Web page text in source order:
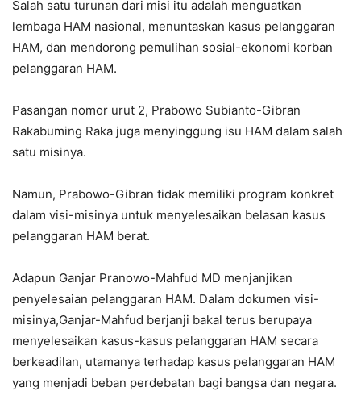
Salah satu turunan dari misi itu adalah menguatkan
lembaga HAM nasional, menuntaskan kasus pelanggaran
HAM, dan mendorong pemulihan sosial-ekonomi korban
pelanggaran HAM.
Pasangan nomor urut 2, Prabowo Subianto-Gibran
Rakabuming Raka juga menyinggung isu HAM dalam salah
satu misinya.
Namun, Prabowo-Gibran tidak memiliki program konkret
dalam visi-misinya untuk menyelesaikan belasan kasus
pelanggaran HAM berat.
Adapun Ganjar Pranowo-Mahfud MD menjanjikan
penyelesaian pelanggaran HAM. Dalam dokumen visi-
misinya,Ganjar-Mahfud berjanji bakal terus berupaya
menyelesaikan kasus-kasus pelanggaran HAM secara
berkeadilan, utamanya terhadap kasus pelanggaran HAM
yang menjadi beban perdebatan bagi bangsa dan negara.